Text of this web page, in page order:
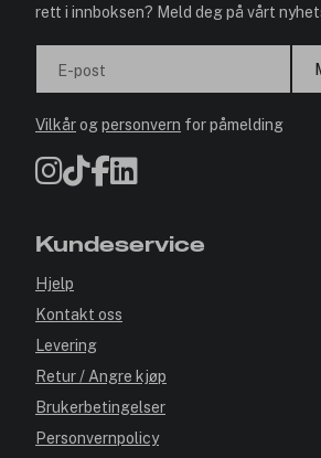
rett i innboksen? Meld deg på vårt
E-post
Vilkårogpersonvern for påmelding
Kundeservice
Hjelp
Kontakt oss
Levering
Retur / Angre kjøp
Brukerbetingelser
Personvernpolicy